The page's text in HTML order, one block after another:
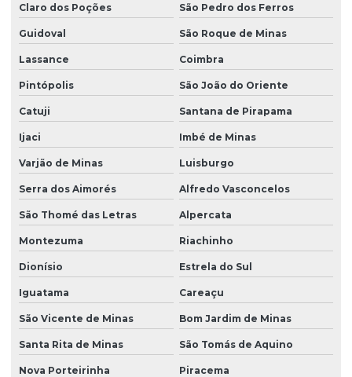
Claro dos Poções São Pedro dos Ferros
Guidoval São Roque de Minas
Lassance Coimbra
Pintópolis São João do Oriente
Catuji Santana de Pirapama
Ijaci Imbé de Minas
Varjão de Minas Luisburgo
Serra dos Aimorés Alfredo Vasconcelos
São Thomé das Letras Alpercata
Montezuma Riachinho
Dionísio Estrela do Sul
Iguatama Careaçu
São Vicente de Minas Bom Jardim de Minas
Santa Rita de Minas São Tomás de Aquino
Nova Porteirinha Piracema